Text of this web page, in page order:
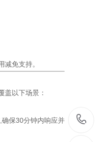
免支持。
盖以下场景：
保30分钟内响应并